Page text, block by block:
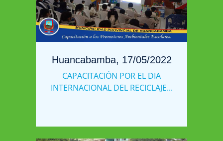
Huancabamba, 17/05/2022
CAPACITACIÓN POR EL DIA
INTERNACIONAL DEL RECICLAJE...